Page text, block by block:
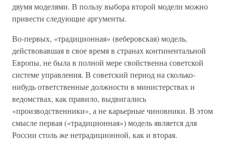
двумя моделями. В пользу выбора второй модели можно
привести следующие аргументы.
Во-первых, «традиционная» (веберовская) модель,
действовавшая в свое время в странах континентальной
Европы, не была в полной мере свойственна советской
системе управления. В советский период на сколько-
нибудь ответственные должности в министерствах и
ведомствах, как правило, выдвигались
«производственники», а не карьерные чиновники. В этом
смысле первая («традиционная») модель является для
России столь же нетрадиционной, как и вторая.